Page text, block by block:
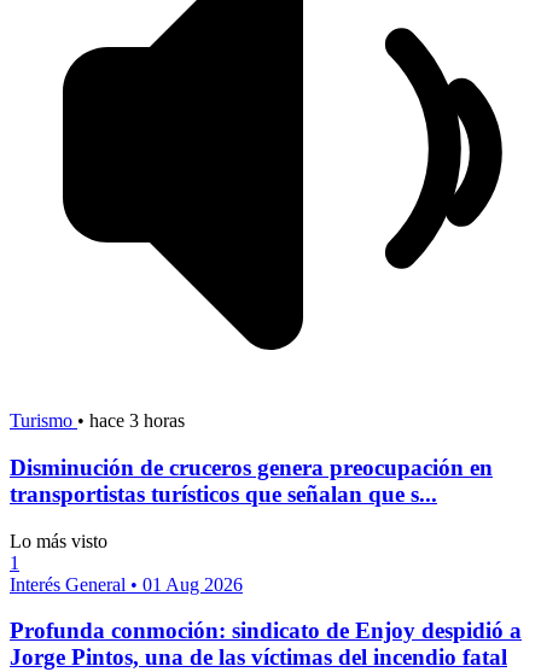
Turismo • hace 3 horas
Disminución de cruceros genera preocupación en
transportistas turísticos que señalan que s...
Lo más visto
1
Interés General • 01 Aug 2026
Profunda conmoción: sindicato de Enjoy despidió a
Jorge Pintos, una de las víctimas del incendio fatal